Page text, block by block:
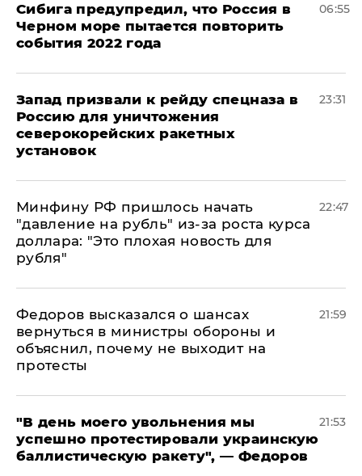
Сибига предупредил, что Россия в
Черном море пытается повторить
события 2022 года
06:55
Запад призвали к рейду спецназа в
Россию для уничтожения
северокорейских ракетных
установок
23:31
Минфину РФ пришлось начать
"давление на рубль" из-за роста курса
доллара: "Это плохая новость для
рубля"
22:47
Федоров высказался о шансах
вернуться в министры обороны и
объяснил, почему не выходит на
протесты
21:59
​"В день моего увольнения мы
успешно протестировали украинскую
баллистическую ракету", — Федоров
21:53